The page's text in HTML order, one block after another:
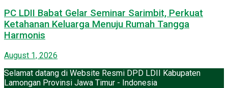
PC LDII Babat Gelar Seminar Sarimbit, Perkuat
Ketahanan Keluarga Menuju Rumah Tangga
Harmonis
August 1, 2026
Selamat datang di Website Resmi DPD LDII Kabupaten
Lamongan Provinsi Jawa Timur - Indonesia